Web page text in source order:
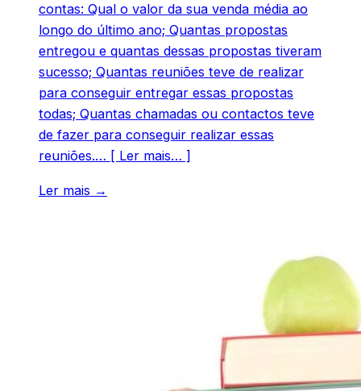
contas: Qual o valor da sua venda média ao
longo do último ano; Quantas propostas
entregou e quantas dessas propostas tiveram
sucesso; Quantas reuniões teve de realizar
para conseguir entregar essas propostas
todas; Quantas chamadas ou contactos teve
de fazer para conseguir realizar essas
reuniões.… [ Ler mais… ]
Ler mais →